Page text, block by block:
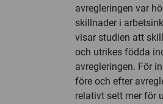
avregleringen var
skillnader i
visar studien att
och utrikes födda
avregleringen. För
före och efter
relativt sett mer för